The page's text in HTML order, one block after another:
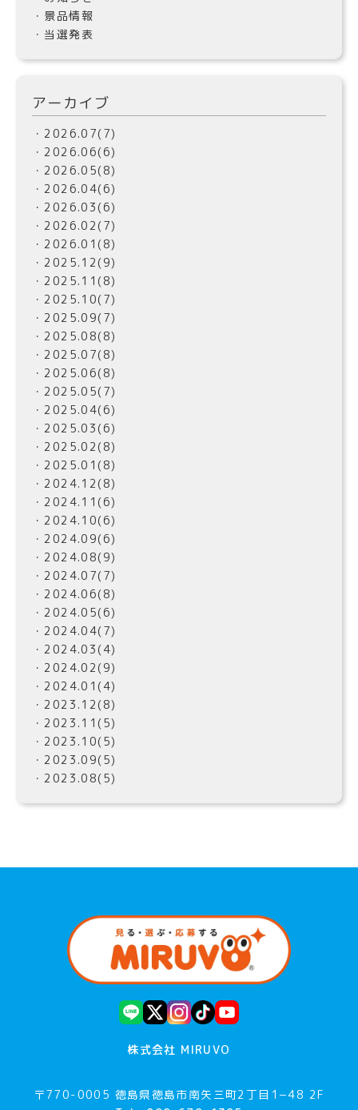
・景品情報
・当選発表
アーカイブ
・2026.07(7)
・2026.06(6)
・2026.05(8)
・2026.04(6)
・2026.03(6)
・2026.02(7)
・2026.01(8)
・2025.12(9)
・2025.11(8)
・2025.10(7)
・2025.09(7)
・2025.08(8)
・2025.07(8)
・2025.06(8)
・2025.05(7)
・2025.04(6)
・2025.03(6)
・2025.02(8)
・2025.01(8)
・2024.12(8)
・2024.11(6)
・2024.10(6)
・2024.09(6)
・2024.08(9)
・2024.07(7)
・2024.06(8)
・2024.05(6)
・2024.04(7)
・2024.03(4)
・2024.02(9)
・2024.01(4)
・2023.12(8)
・2023.11(5)
・2023.10(5)
・2023.09(5)
・2023.08(5)
株式会社 MIRUVO
〒770-0005 徳島県徳島市南矢三町2丁目1−48 2F